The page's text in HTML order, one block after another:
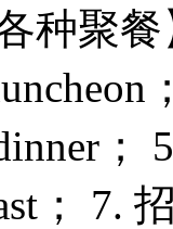
种聚
；
； 7.